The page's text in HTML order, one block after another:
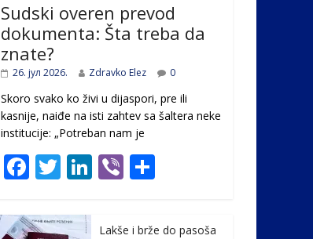
Sudski overen prevod
dokumenta: Šta treba da
znate?
26. јул 2026. Zdravko Elez 0
Skoro svako ko živi u dijaspori, pre ili
kasnije, naiđe na isti zahtev sa šaltera neke
institucije: „Potreban nam je
F
e
T
itt
Li Vi
er ar
Lakše i brže do pasoša